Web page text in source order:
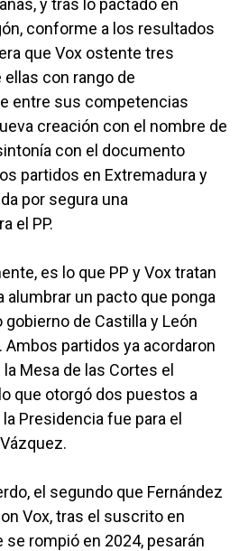
y tras lo pactado en
conforme a los resultados
que Vox ostente tres
con rango de
entre sus competencias
creación con el nombre de
con el documento
partidos en Extremadura y
por segura una
el PP.
es lo que PP y Vox tratan
alumbrar un pacto que ponga
de Castilla y León
Ambos partidos ya acordaron
Mesa de las Cortes el
que otorgó dos puestos a
Presidencia fue para el
el segundo que Fernández
Vox, tras el suscrito en
se rompió en 2024, pesarán